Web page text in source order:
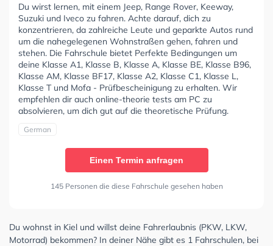
Du wirst lernen, mit einem Jeep, Range Rover, Keeway,
Suzuki und Iveco zu fahren. Achte darauf, dich zu
konzentrieren, da zahlreiche Leute und geparkte Autos rund
um die nahegelegenen Wohnstraßen gehen, fahren und
stehen. Die Fahrschule bietet Perfekte Bedingungen um
deine Klasse A1, Klasse B, Klasse A, Klasse BE, Klasse B96,
Klasse AM, Klasse BF17, Klasse A2, Klasse C1, Klasse L,
Klasse T und Mofa - Prüfbescheinigung zu erhalten. Wir
empfehlen dir auch online-theorie tests am PC zu
absolvieren, um dich gut auf die theoretische Prüfung.
German
Einen Termin anfragen
145 Personen die diese Fahrschule gesehen haben
Du wohnst in Kiel und willst deine Fahrerlaubnis (PKW, LKW,
Motorrad) bekommen? In deiner Nähe gibt es 1 Fahrschulen, bei